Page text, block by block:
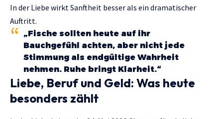
In der Liebe wirkt Sanftheit besser als ein dramatischer
Auftritt.
„Fische sollten heute auf ihr
Bauchgefühl achten, aber nicht jede
Stimmung als endgültige Wahrheit
nehmen. Ruhe bringt Klarheit.“
Liebe, Beruf und Geld: Was heute
besonders zählt